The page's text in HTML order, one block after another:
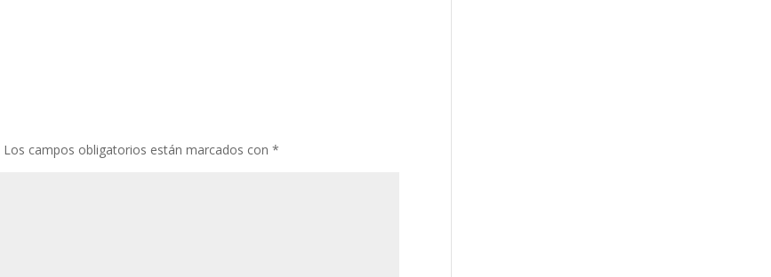
Los campos obligatorios están marcados con*